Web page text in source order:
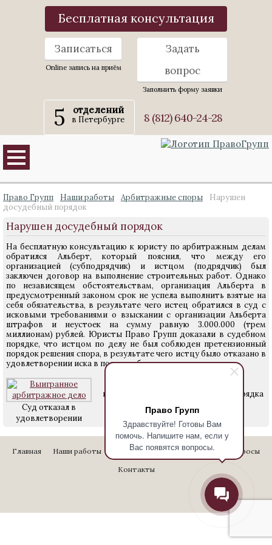
Право Групп
Здравствуйте! Готовы Вам
помочь. Напишите нам, если у
Вас появятся вопросы.
Бесплатная консультация
Записаться
Online запись на приём
Задать
вопрос
Заполнить форму заявки
5 отделений
в Петербурге 8 (812) 640-24-28
Право Групп Наши работы Арбитражные споры
Нарушен
досудебный порядок
Нарушен досудебный порядок
На бесплатную консультацию к юристу по арбитражным делам
обратился Альберт, который пояснил, что между его
организацией (субподрядчик) и истцом (подрядчик) был
заключен договор на выполнение строительных работ. Однако
по независящем обстоятельствам, организация Альберта в
предусмотренный законом срок не успела выполнить взятые на
себя обязательства, в результате чего истец обратился в суд с
исковыми требованиями о взыскании с организации Альберта
штрафов и неустоек на сумму равную 3.000.000 (трем
миллионам) рублей. Юристы Право Групп доказали в судебном
порядке, что истцом по делу не был соблюден претензионный
порядок решения спора, в результате чего истцу было отказано в
удовлетворении иска в полном объеме.
Суд отказал в
удовлетворении
иска по причине
нарушения
досудебного порядка
Главная Наши работы Стоимость услуг Отзывы
Вопросы
Контакты